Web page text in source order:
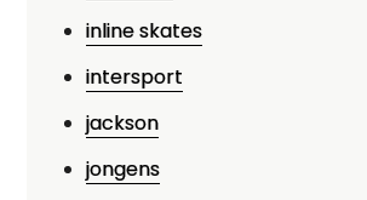
inline skates
intersport
jackson
jongens